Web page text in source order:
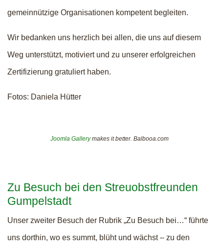
gemeinnützige Organisationen kompetent begleiten.
Wir bedanken uns herzlich bei allen, die uns auf diesem
Weg unterstützt, motiviert und zu unserer erfolgreichen
Zertifizierung gratuliert haben.
Fotos: Daniela Hütter
Joomla Gallerymakes it better. Balbooa.com
Zu Besuch bei den Streuobstfreunden
Gumpelstadt
Unser zweiter Besuch der Rubrik „Zu Besuch bei…“ führte
uns dorthin, wo es summt, blüht und wächst – zu den